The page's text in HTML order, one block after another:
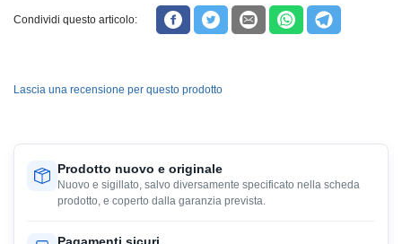
Condividi questo articolo:
Lascia una recensione per questo prodotto
Prodotto nuovo e originale
Nuovo e sigillato, salvo diversamente specificato nella scheda
prodotto, e coperto dalla garanzia prevista.